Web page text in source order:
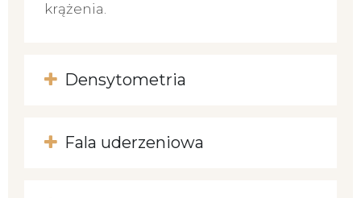
krążenia.
Densytometria
Fala uderzeniowa